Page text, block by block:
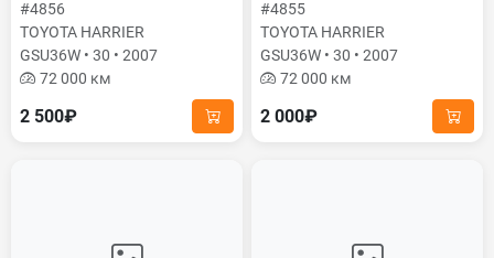
#4856
TOYOTA HARRIER
GSU36W • 30 • 2007
72 000 км
2 500₽
#4855
TOYOTA HARRIER
GSU36W • 30 • 2007
72 000 км
2 000₽